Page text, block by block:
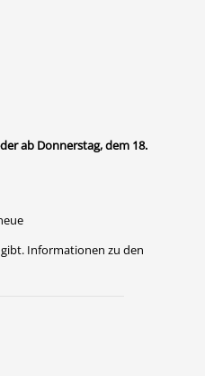
ab Donnerstag, dem 18.
Informationen zu den